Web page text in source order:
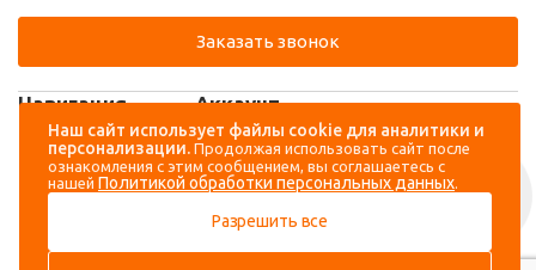
Навигация
Каталог
О компании
Доставка и оплата
Аккаунт
Вход
Регистрация
Заказать звонок
Наш сайт использует файлы cookie для аналитики и
персонализации. Продолжая использовать сайт после
ознакомления с этим сообщением, вы соглашаетесь с
нашей Политикой обработки персональных данных.
Разрешить все